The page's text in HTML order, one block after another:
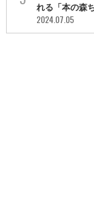
れる「本の森
2024.07.05